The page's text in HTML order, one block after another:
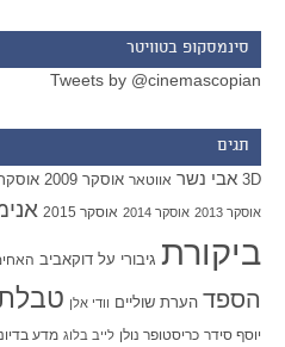
סינמסקופ בטוויטר
Tweets by @cinemascopian
תגים
3D אבי נשר אווטאר אוסקר 2009 אוסקר
אוסקר 2013 אוסקר 2014 אוסקר 2015
ביקורת גיבורי על דוקאביב
הספד הערת שוליים וודי אלן
יוסף סידר כריסטופר נולן לייב בלוג מדע